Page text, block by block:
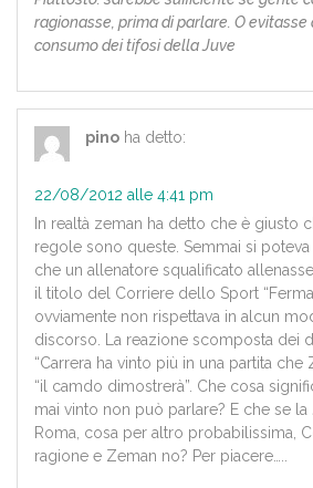
ragionasse, prima di parlare. O evitasse
consumo dei tifosi della Juve
pino ha detto:
22/08/2012 alle 4:41 pm
In realtà zeman ha detto che è giusto
regole sono queste. Semmai si
che un allenatore squalificato
il titolo del Corriere dello Sport
ovviamente non rispettava in alcun
discorso. La reazione scomposta dei
“Carrera ha vinto più in una partita che
“il camdo dimostrerà”. Che cosa
mai vinto non può parlare? E che se la
Roma, cosa per altro probabilissima,
ragione e Zeman no? Per piacere…..